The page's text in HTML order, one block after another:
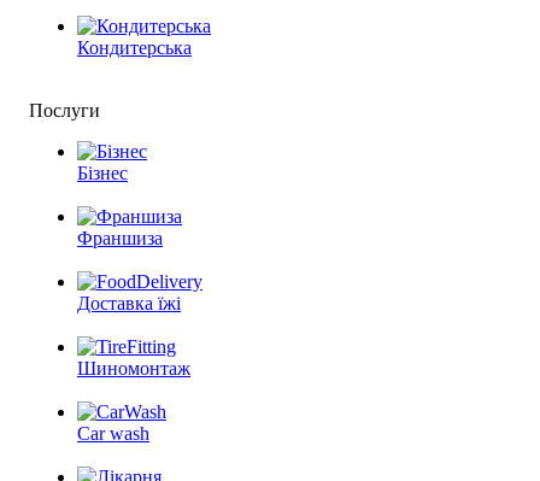
Кондитерська
Послуги
Бізнес
Франшиза
Доставка їжі
Шиномонтаж
Car wash